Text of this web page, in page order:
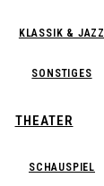
KLASSIK & JAZZ
SONSTIGES
THEATER
SCHAUSPIEL